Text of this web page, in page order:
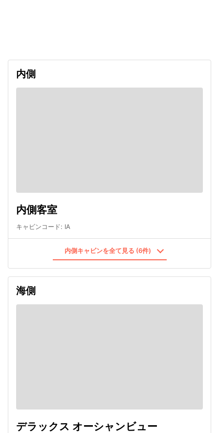
内側
内側客室
キャビンコード: IA
内側キャビンを全て見る (6件)
海側
デラックス オーシャンビュー